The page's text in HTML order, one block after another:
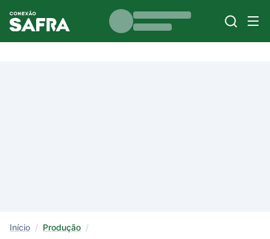
Início / Produção /